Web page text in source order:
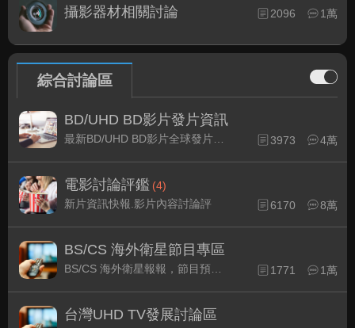
攝影器材相關討論 2096 1萬
綜合討論區
BD/UHD BD影片發片資訊
3973 4萬
電影討論評鑑 (4)
新片資訊快報.影片內容討論評
6170 8萬
BS/CS 海外衛星節目專區
1771 1萬
台灣UHD TV發展討論區